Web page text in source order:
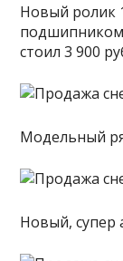
Новый ролик
стоил 3 900
Модельный
Новый, супер